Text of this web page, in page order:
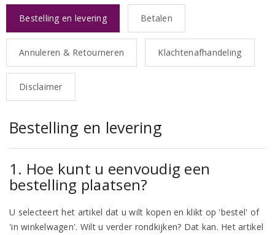
Bestelling en levering Betalen
Annuleren & Retourneren Klachtenafhandeling
Disclaimer
Bestelling en levering
1. Hoe kunt u eenvoudig een
bestelling plaatsen?
U selecteert het artikel dat u wilt kopen en klikt op 'bestel' of
'in winkelwagen'. Wilt u verder rondkijken? Dat kan. Het artikel